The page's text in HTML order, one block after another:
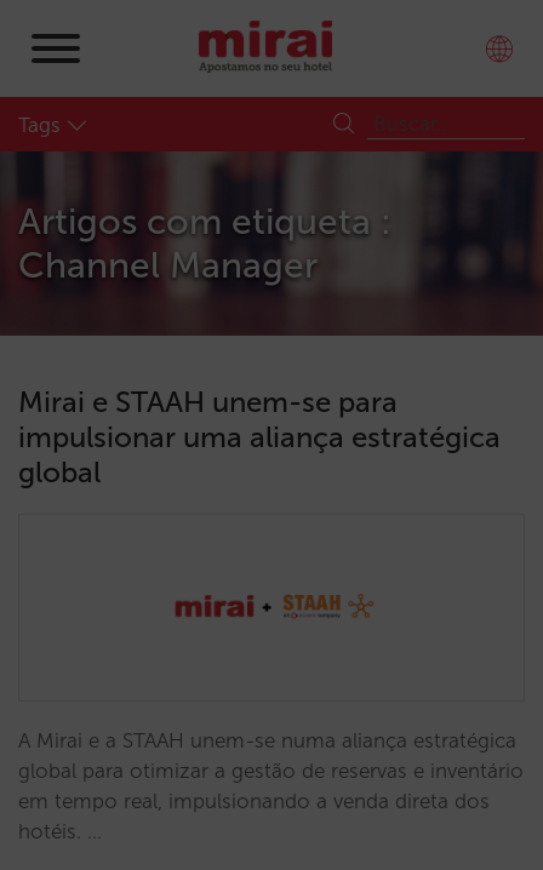
Tags
Artigos com etiqueta :
Channel Manager
Mirai e STAAH unem-se para
impulsionar uma aliança estratégica
global
A Mirai e a STAAH unem-se numa aliança estratégica
global para otimizar a gestão de reservas e inventário
em tempo real, impulsionando a venda direta dos
hotéis. …